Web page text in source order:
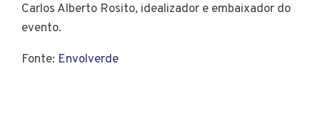
Carlos Alberto Rosito, idealizador e embaixador do
evento.
Fonte: Envolverde